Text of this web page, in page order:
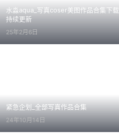
水淼aqua_写真coser美图作品合集下载|
持续更新
25年2月6日
紧急企划_全部写真作品合集
24年10月14日